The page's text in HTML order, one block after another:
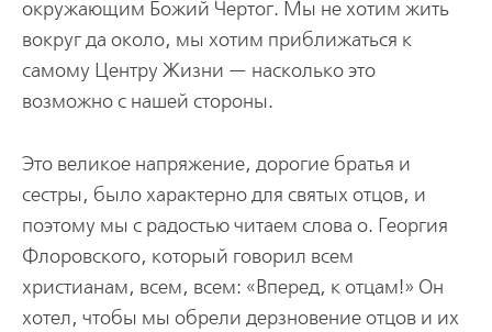
окружающим Божий Чертог. Мы не хотим жить
вокруг да около, мы хотим приближаться к
самому Центру Жизни — насколько это
возможно с нашей стороны.
Это великое напряжение, дорогие братья и
сестры, было характерно для святых отцов, и
поэтому мы с радостью читаем слова о. Георгия
Флоровского, который говорил всем
христианам, всем, всем: «Вперед, к отцам!» Он
хотел, чтобы мы обрели дерзновение отцов и их